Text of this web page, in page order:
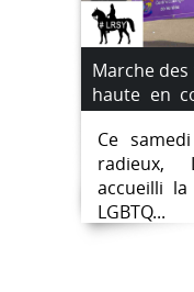
Marche
haute en
Yon
Ce
radieux,
accueilli
LGBTQ...